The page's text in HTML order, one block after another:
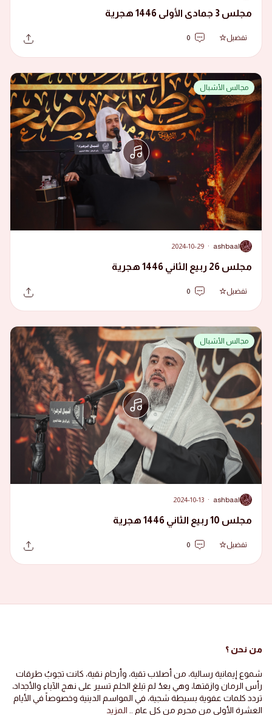
مجلس 3 جمادى الأولى 1446 هجرية
تفضيل 0
مجالس الأشبال
A
ashbaal
·
2024-10-29
مجلس 26 ربيع الثاني 1446 هجرية
تفضيل 0
مجالس الأشبال
A
ashbaal
·
2024-10-13
مجلس 10 ربيع الثاني 1446 هجرية
تفضيل 0
من نحن ؟
شموع إيمانية رسالية، من أصلاب تقية، وأرحام نقية، كانت تجوبُ طرقات
رأس الرمان وازقتها، وهي بعدُ لم تبلغ الحلم تسير على نهج الآباء والأجداد،
تردد كلمات عفوية بسيطة شجية، في المواسم الدينية وخصوصاً في الأيام
العشرة الأولى من محرم من كل عام .. المزيد